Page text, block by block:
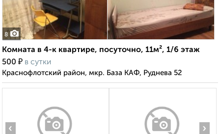
8
Комната в 4-к квартире, посуточно, 11м², 1/6 этаж
500 ₽ в сутки
Краснофлотский район, мкр. База КАФ, Руднева 52
‹ ›